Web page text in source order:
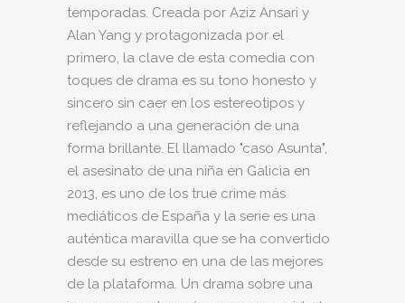
temporadas. Creada por Aziz Ansari y
Alan Yang y protagonizada por el
primero, la clave de esta comedia con
toques de drama es su tono honesto y
sincero sin caer en los estereotipos y
reflejando a una generación de una
forma brillante. El llamado "caso Asunta",
el asesinato de una niña en Galicia en
2013, es uno de los true crime más
mediáticos de España y la serie es una
auténtica maravilla que se ha convertido
desde su estreno en una de las mejores
de la plataforma. Un drama sobre una